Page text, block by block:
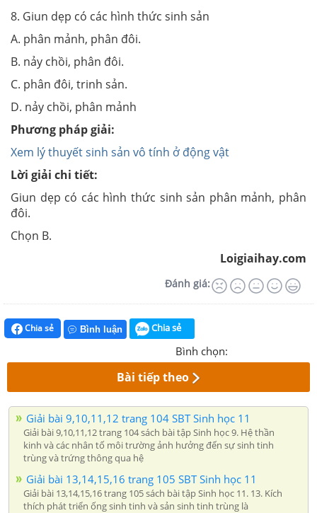
8. Giun dẹp có các hình thức sinh sản
A. phân mảnh, phân đôi.
B. nảy chồi, phân đôi.
C. phân đôi, trinh sản.
D. nảy chồi, phân mảnh
Phương pháp giải:
Xem lý thuyết sinh sản vô tính ở động vật
Lời giải chi tiết:
Giun dẹp có các hình thức sinh sản phân mảnh, phân
đôi.
Chọn B.
Loigiaihay.com
Đánh giá:
Chia sẻ Bình luận Chia sẻ
Bình chọn:
Bài tiếp theo
Giải bài 9,10,11,12 trang 104 SBT Sinh học 11
Giải bài 9,10,11,12 trang 104 sách bài tập Sinh học 9. Hệ thần
kinh và các nhân tố môi trường ảnh hưởng đến sự sinh tinh
trùng và trứng thông qua hệ
Giải bài 13,14,15,16 trang 105 SBT Sinh học 11
Giải bài 13,14,15,16 trang 105 sách bài tập Sinh học 11. 13. Kích
thích phát triển ống sinh tinh và sản sinh tinh trùng là